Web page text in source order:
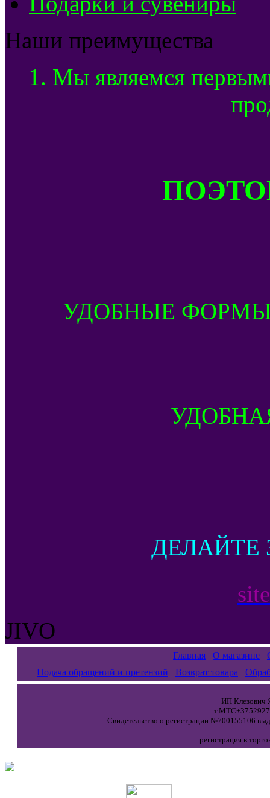
Наши преимущества
1. Мы являемся
УДОБНЫЕ
ДЕЛАЙТЕ
JIVO
Главная О магазине
Подача обращений и претензий
Возврат товара
ИП Клезович
Свидетельство о регистрации №700155106
регистрация в